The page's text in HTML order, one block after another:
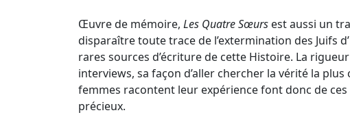
Œuvre de mémoire, Les Quatre Sœurs est aussi un
disparaître toute trace de l’extermination des Juifs
rares sources d’écriture de cette Histoire. La
interviews, sa façon d’aller chercher la vérité la
femmes racontent leur expérience font donc de ces
précieux.